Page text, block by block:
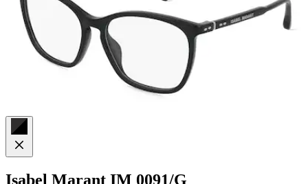
Isabel Marant IM 0091/G